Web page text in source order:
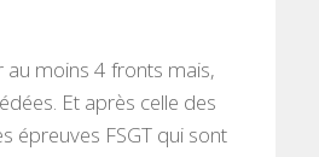
au moins 4 fronts mais,
Et après celle des
épreuves FSGT qui sont